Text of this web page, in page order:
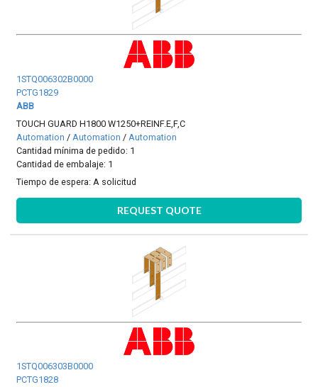
1STQ006302B0000
PCTG1829
ABB
TOUCH GUARD H1800 W1250+REINF.E,F,C
Automation /Automation /Automation
Cantidad mínima de pedido: 1
Cantidad de embalaje: 1
Tiempo de espera:A solicitud
REQUEST QUOTE
1STQ006303B0000
PCTG1828